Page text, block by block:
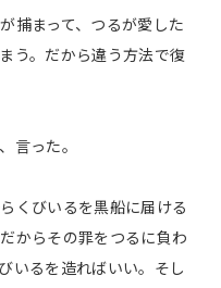
捕まって、つるが愛した
う。だから違う方法で復
言った。
くびいるを黒船に届ける
からその罪をつるに負わ
いるを造ればいい。そし